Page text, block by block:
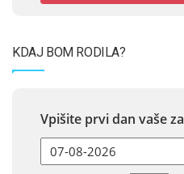
KDAJ BOM RODILA?
Vpišite prvi dan vaše